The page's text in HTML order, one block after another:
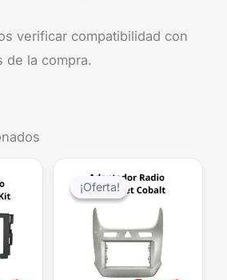
verificar compatibilidad con
de la compra.
¡Oferta!
¡Oferta!
precio
original
$48.000.